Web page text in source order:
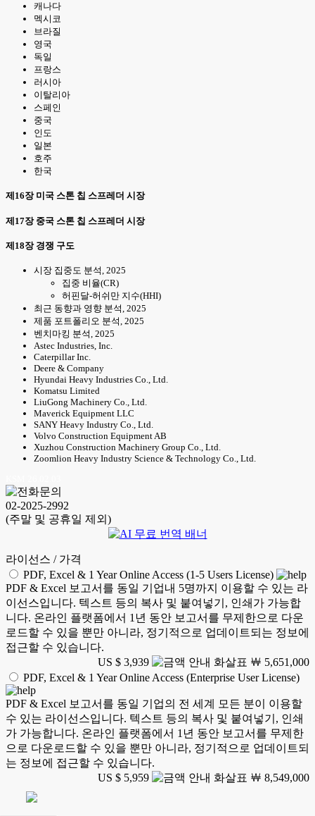
캐나다
멕시코
브라질
영국
독일
프랑스
러시아
이탈리아
스페인
중국
인도
일본
호주
한국
제16장 미국 스톤 칩 스프레더 시장
제17장 중국 스톤 칩 스프레더 시장
제18장 경쟁 구도
시장 집중도 분석, 2025
집중 비율(CR)
허핀달-허쉬만 지수(HHI)
최근 동향과 영향 분석, 2025
제품 포트폴리오 분석, 2025
벤치마킹 분석, 2025
Astec Industries, Inc.
Caterpillar Inc.
Deere & Company
Hyundai Heavy Industries Co., Ltd.
Komatsu Limited
LiuGong Machinery Co., Ltd.
Maverick Equipment LLC
SANY Heavy Industry Co., Ltd.
Volvo Construction Equipment AB
Xuzhou Construction Machinery Group Co., Ltd.
Zoomlion Heavy Industry Science & Technology Co., Ltd.
02-2025-2992
(주말 및 공휴일 제외)
라이선스 / 가격
PDF, Excel & 1 Year Online Access (1-5 Users License)
PDF & Excel 보고서를 동일 기업내 5명까지 이용할 수 있는 라
이선스입니다. 텍스트 등의 복사 및 붙여넣기, 인쇄가 가능합
니다. 온라인 플랫폼에서 1년 동안 보고서를 무제한으로 다운
로드할 수 있을 뿐만 아니라, 정기적으로 업데이트되는 정보에
접근할 수 있습니다.
US $ 3,939
￦ 5,651,000
PDF, Excel & 1 Year Online Access (Enterprise User License)
PDF & Excel 보고서를 동일 기업의 전 세계 모든 분이 이용할
수 있는 라이선스입니다. 텍스트 등의 복사 및 붙여넣기, 인쇄
가 가능합니다. 온라인 플랫폼에서 1년 동안 보고서를 무제한
으로 다운로드할 수 있을 뿐만 아니라, 정기적으로 업데이트되
는 정보에 접근할 수 있습니다.
US $ 5,959
￦ 8,549,000